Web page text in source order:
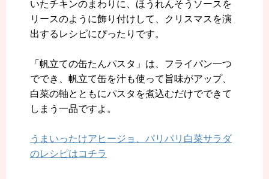
いたチキンのまわりに、ほうれんそうソースを
リースのように飾り付けして、クリスマスを演
出するレシピにぴったりです。
「帆立ての缶たんパスタ」は、フライパン一つ
ででき、帆立て缶を汁も使って旨味がアップ、
白菜の軸とともにパスタを煮込むだけでできて
しまう一品ですよ。
うまいったけアヒージョ、パリパリ白菜サラダ
のレシピはコチラ